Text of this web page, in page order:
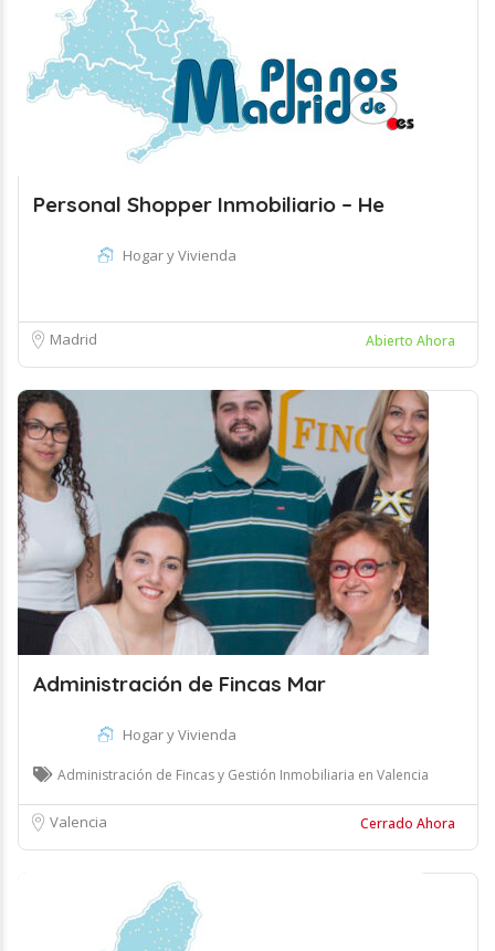
Personal Shopper Inmobiliario – He
Hogar y Vivienda
Madrid Abierto Ahora
Administración de Fincas Mar
Hogar y Vivienda
Administración de Fincas y Gestión Inmobiliaria en Valencia
Valencia Cerrado Ahora